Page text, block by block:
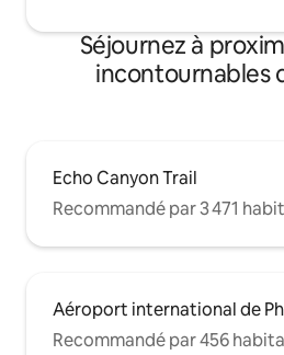
Séjournez à
incontournables
Echo Canyon Trail
Recommandé par 3 471
Aéroport international de
Recommandé par 456